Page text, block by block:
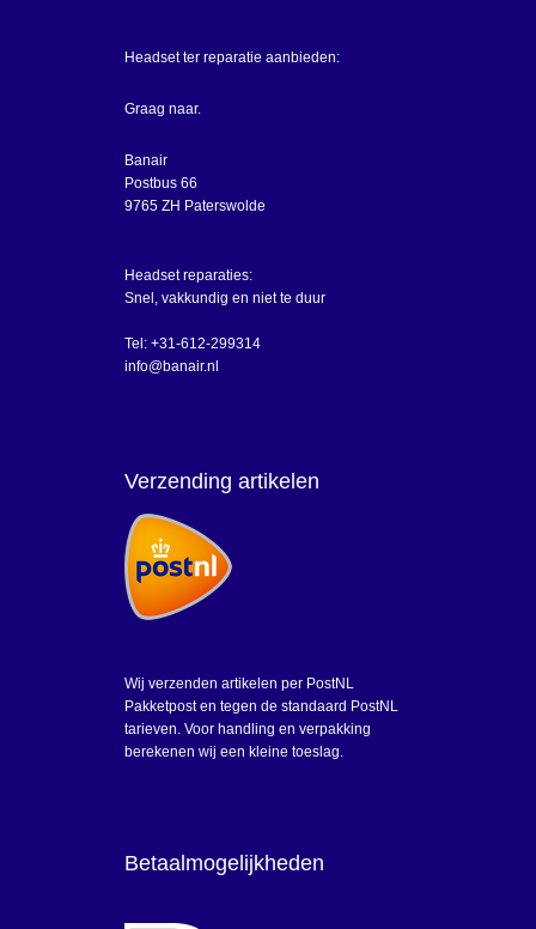
Headset ter reparatie aanbieden:
Graag naar.
Banair
Postbus 66
9765 ZH Paterswolde
Headset reparaties:
Snel, vakkundig en niet te duur
Tel: +31-612-299314
info@banair.nl
Verzending artikelen
Wij verzenden artikelen per PostNL
Pakketpost en tegen de standaard PostNL
tarieven. Voor handling en verpakking
berekenen wij een kleine toeslag.
Betaalmogelijkheden